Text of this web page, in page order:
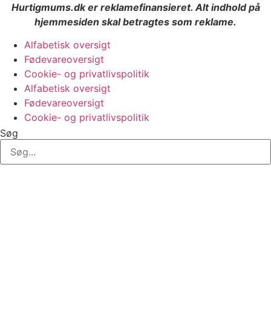
Hurtigmums.dk er reklamefinansieret. Alt indhold på
hjemmesiden skal betragtes som reklame.
Alfabetisk oversigt
Fødevareoversigt
Cookie- og privatlivspolitik
Alfabetisk oversigt
Fødevareoversigt
Cookie- og privatlivspolitik
Søg